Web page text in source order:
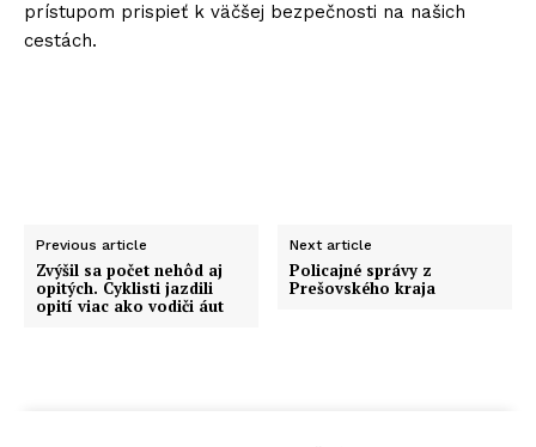
prístupom prispieť k väčšej bezpečnosti na našich
cestách.
Previous article
Zvýšil sa počet nehôd aj
opitých. Cyklisti jazdili
opití viac ako vodiči áut
Next article
Policajné správy z
Prešovského kraja